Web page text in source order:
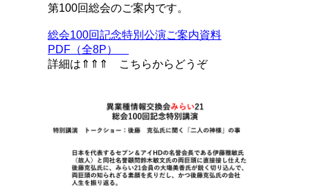
第100回総会のご案内です。
総会100回記念特別公演ご案内資料
PDF（全8P）
詳細は⇑⇑⇑ こちらからどうぞ